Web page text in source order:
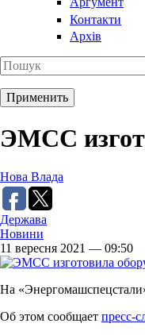
Контакти
Архів
ЭМСС
Нова Влада
Держава
Новини
11 вересня 2021 — 09:50
На
Об этом сообщает пресс-